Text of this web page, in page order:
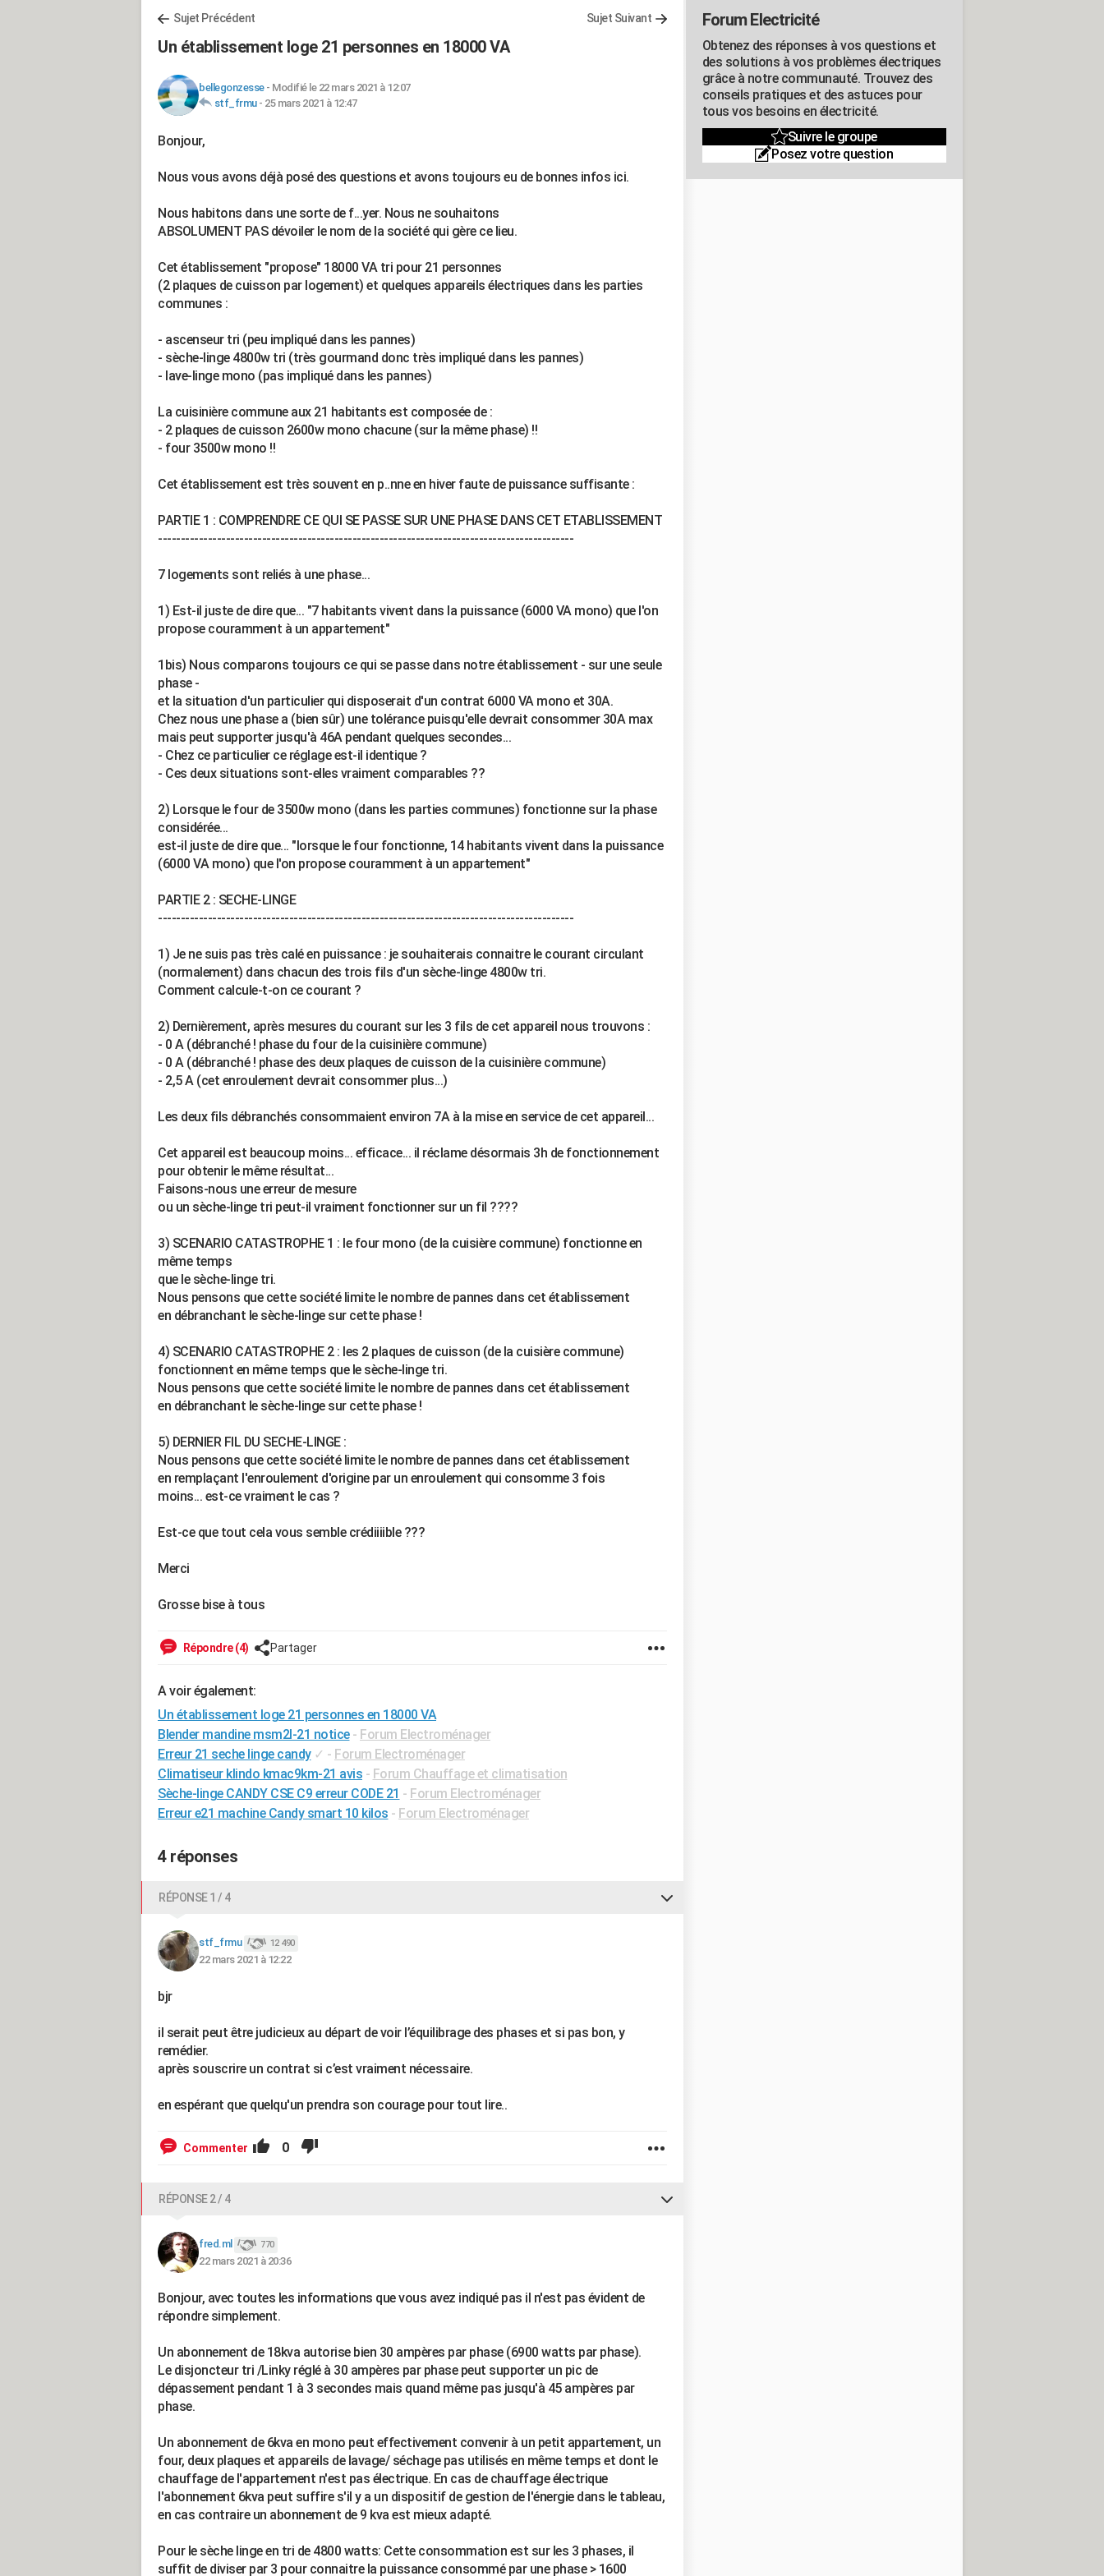
Sujet Précédent Sujet Suivant
Un établissement loge 21 personnes en 18000 VA
bellegonzesse- Modifié le 22 mars 2021 à 12:07
stf_frmu- 25 mars 2021 à 12:47
Bonjour,
Nous vous avons déjà posé des questions et avons toujours eu de bonnes infos ici.
Nous habitons dans une sorte de f...yer. Nous ne souhaitons
ABSOLUMENT PAS dévoiler le nom de la société qui gère ce lieu.
Cet établissement "propose" 18000 VA tri pour 21 personnes
(2 plaques de cuisson par logement) et quelques appareils électriques dans les parties
communes :
- ascenseur tri (peu impliqué dans les pannes)
- sèche-linge 4800w tri (très gourmand donc très impliqué dans les pannes)
- lave-linge mono (pas impliqué dans les pannes)
La cuisinière commune aux 21 habitants est composée de :
- 2 plaques de cuisson 2600w mono chacune (sur la même phase) !!
- four 3500w mono !!
Cet établissement est très souvent en p..nne en hiver faute de puissance suffisante :
PARTIE 1 : COMPRENDRE CE QUI SE PASSE SUR UNE PHASE DANS CET ETABLISSEMENT
--------------------------------------------------------------------------------------------
7 logements sont reliés à une phase...
1) Est-il juste de dire que... "7 habitants vivent dans la puissance (6000 VA mono) que l'on
propose couramment à un appartement"
1bis) Nous comparons toujours ce qui se passe dans notre établissement - sur une seule
phase -
et la situation d'un particulier qui disposerait d'un contrat 6000 VA mono et 30A.
Chez nous une phase a (bien sûr) une tolérance puisqu'elle devrait consommer 30A max
mais peut supporter jusqu'à 46A pendant quelques secondes...
- Chez ce particulier ce réglage est-il identique ?
- Ces deux situations sont-elles vraiment comparables ??
2) Lorsque le four de 3500w mono (dans les parties communes) fonctionne sur la phase
considérée...
est-il juste de dire que... "lorsque le four fonctionne, 14 habitants vivent dans la puissance
(6000 VA mono) que l'on propose couramment à un appartement"
PARTIE 2 : SECHE-LINGE
--------------------------------------------------------------------------------------------
1) Je ne suis pas très calé en puissance : je souhaiterais connaitre le courant circulant
(normalement) dans chacun des trois fils d'un sèche-linge 4800w tri.
Comment calcule-t-on ce courant ?
2) Dernièrement, après mesures du courant sur les 3 fils de cet appareil nous trouvons :
- 0 A (débranché ! phase du four de la cuisinière commune)
- 0 A (débranché ! phase des deux plaques de cuisson de la cuisinière commune)
- 2,5 A (cet enroulement devrait consommer plus...)
Les deux fils débranchés consommaient environ 7A à la mise en service de cet appareil...
Cet appareil est beaucoup moins... efficace... il réclame désormais 3h de fonctionnement
pour obtenir le même résultat...
Faisons-nous une erreur de mesure
ou un sèche-linge tri peut-il vraiment fonctionner sur un fil ????
3) SCENARIO CATASTROPHE 1 : le four mono (de la cuisière commune) fonctionne en
même temps
que le sèche-linge tri.
Nous pensons que cette société limite le nombre de pannes dans cet établissement
en débranchant le sèche-linge sur cette phase !
4) SCENARIO CATASTROPHE 2 : les 2 plaques de cuisson (de la cuisière commune)
fonctionnent en même temps que le sèche-linge tri.
Nous pensons que cette société limite le nombre de pannes dans cet établissement
en débranchant le sèche-linge sur cette phase !
5) DERNIER FIL DU SECHE-LINGE :
Nous pensons que cette société limite le nombre de pannes dans cet établissement
en remplaçant l'enroulement d'origine par un enroulement qui consomme 3 fois
moins... est-ce vraiment le cas ?
Est-ce que tout cela vous semble crédiiiible ???
Merci
Grosse bise à tous
Répondre (4) Partager
A voir également:
Un établissement loge 21 personnes en 18000 VA
Blender mandine msm2l-21 notice - Forum Electroménager
Erreur 21 seche linge candy ✓ - Forum Electroménager
Climatiseur klindo kmac9km-21 avis - Forum Chauffage et climatisation
Sèche-linge CANDY CSE C9 erreur CODE 21 - Forum Electroménager
Erreur e21 machine Candy smart 10 kilos - Forum Electroménager
4 réponses
RÉPONSE 1 / 4
stf_frmu 12 490
22 mars 2021 à 12:22
bjr
il serait peut être judicieux au départ de voir l’équilibrage des phases et si pas bon, y
remédier.
après souscrire un contrat si c’est vraiment nécessaire.
en espérant que quelqu'un prendra son courage pour tout lire..
Commenter 0
RÉPONSE 2 / 4
fred.ml 770
22 mars 2021 à 20:36
Bonjour, avec toutes les informations que vous avez indiqué pas il n'est pas évident de
répondre simplement.
Un abonnement de 18kva autorise bien 30 ampères par phase (6900 watts par phase).
Le disjoncteur tri /Linky réglé à 30 ampères par phase peut supporter un pic de
dépassement pendant 1 à 3 secondes mais quand même pas jusqu'à 45 ampères par
phase.
Un abonnement de 6kva en mono peut effectivement convenir à un petit appartement, un
four, deux plaques et appareils de lavage/ séchage pas utilisés en même temps et dont le
chauffage de l'appartement n'est pas électrique. En cas de chauffage électrique
l'abonnement 6kva peut suffire s'il y a un dispositif de gestion de l'énergie dans le tableau,
en cas contraire un abonnement de 9 kva est mieux adapté.
Pour le sèche linge en tri de 4800 watts: Cette consommation est sur les 3 phases, il
suffit de diviser par 3 pour connaitre la puissance consommé par une phase > 1600
Forum Electricité
Obtenez des réponses à vos questions et
des solutions à vos problèmes électriques
grâce à notre communauté. Trouvez des
conseils pratiques et des astuces pour
tous vos besoins en électricité.
Suivre le groupe
Posez votre question